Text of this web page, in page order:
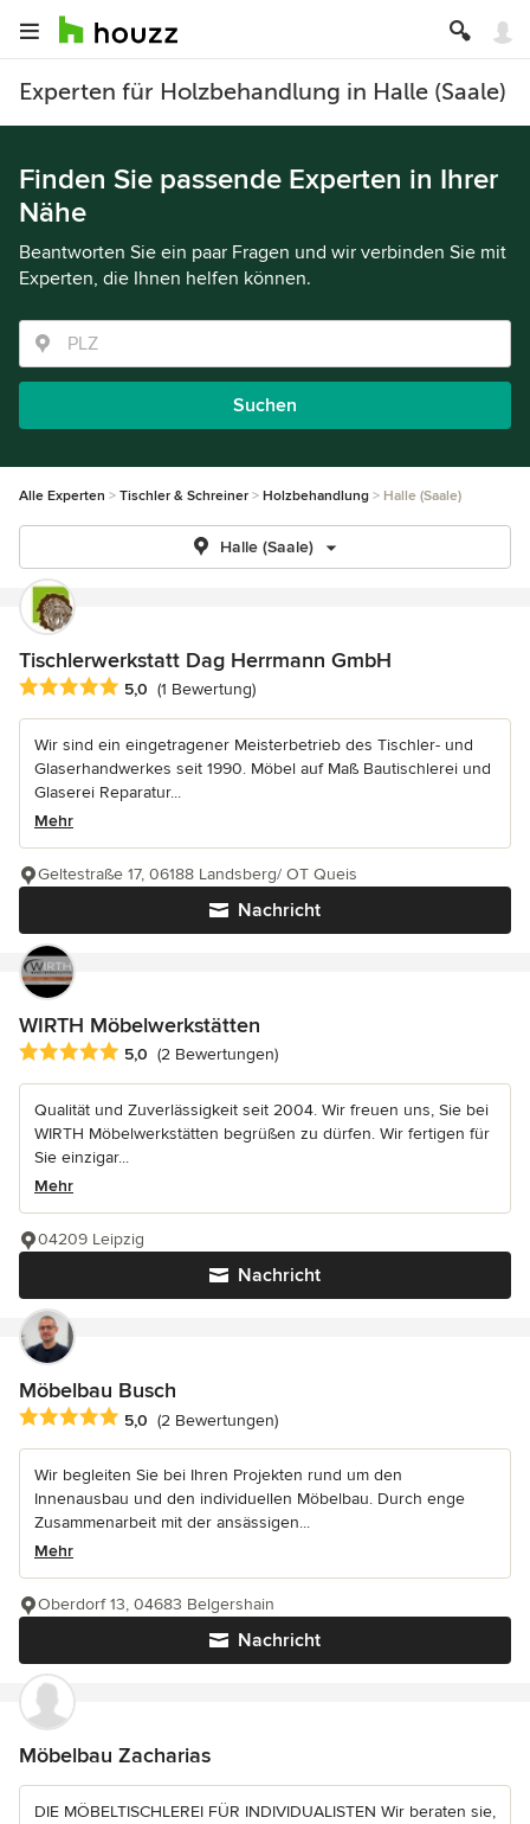
Experten für Holzbehandlung in Halle (Saale)
Finden Sie passende Experten in Ihrer
Nähe
Beantworten Sie ein paar Fragen und wir verbinden Sie mit
Experten, die Ihnen helfen können.
Suchen
Alle Experten Tischler & Schreiner Holzbehandlung Halle (Saale)
Halle (Saale)
Tischlerwerkstatt Dag Herrmann GmbH
Durchschnittliche Bewertung: 5 von 5 Sternen
5,0 (1 Bewertung)
Wir sind ein eingetragener Meisterbetrieb des Tischler- und
Glaserhandwerkes seit 1990. Möbel auf Maß Bautischlerei und
Glaserei Reparatur...
Mehr
Nachricht
Geltestraße 17, 06188 Landsberg/ OT Queis
WIRTH Möbelwerkstätten
Durchschnittliche Bewertung: 5 von 5 Sternen
5,0 (2 Bewertungen)
Qualität und Zuverlässigkeit seit 2004. Wir freuen uns, Sie bei
WIRTH Möbelwerkstätten begrüßen zu dürfen. Wir fertigen für
Sie einzigar...
Mehr
Nachricht
04209 Leipzig
Möbelbau Busch
Durchschnittliche Bewertung: 5 von 5 Sternen
5,0 (2 Bewertungen)
Wir begleiten Sie bei Ihren Projekten rund um den
Innenausbau und den individuellen Möbelbau. Durch enge
Zusammenarbeit mit der ansässigen...
Mehr
Nachricht
Oberdorf 13, 04683 Belgershain
Möbelbau Zacharias
DIE MÖBELTISCHLEREI FÜR INDIVIDUALISTEN Wir beraten sie,